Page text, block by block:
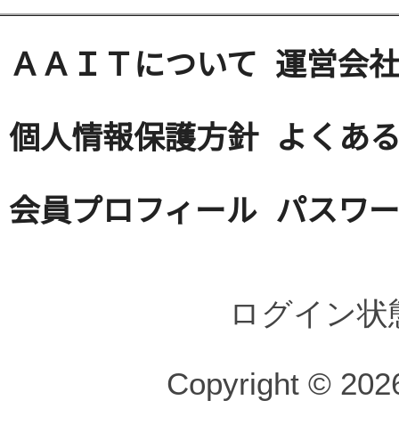
ＡＡＩＴについて 運営会社
個人情報保護方針 よくあ
会員プロフィール パスワ
ログイン
Copyright ©